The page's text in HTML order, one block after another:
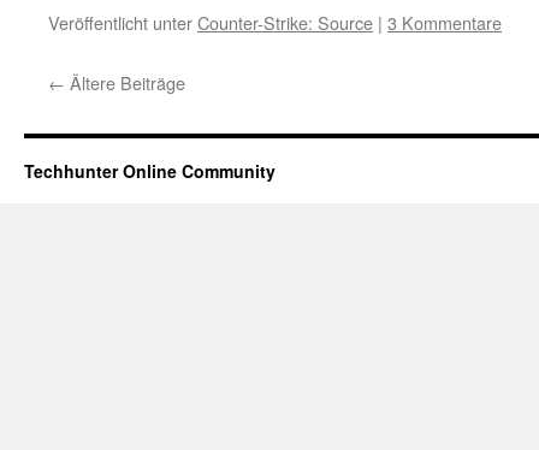
Veröffentlicht unterCounter-Strike: Source | 3 Kommentare
← Ältere Beiträge
Techhunter Online Community